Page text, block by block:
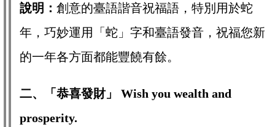
說明： 創意的臺語諧音祝福語，特別用於蛇
年，巧妙運用「蛇」字和臺語發音，祝福您新
的一年各方面都能豐饒有餘。
二、「恭喜發財」 Wish you wealth and
prosperity.